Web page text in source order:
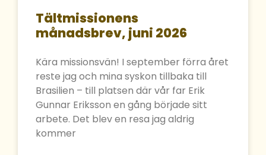
Tältmissionens
månadsbrev, juni 2026
Kära missionsvän! I september förra året
reste jag och mina syskon tillbaka till
Brasilien – till platsen där vår far Erik
Gunnar Eriksson en gång började sitt
arbete. Det blev en resa jag aldrig
kommer